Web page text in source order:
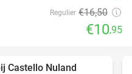
Regulier €16,50
€10,95
Castello Nuland